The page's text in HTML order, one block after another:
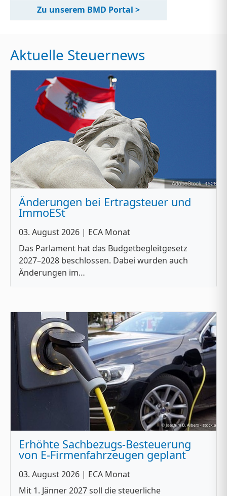
Zu unserem BMD Portal >
Aktuelle Steuernews
Änderungen bei Ertragsteuer und
ImmoESt
03. August 2026 | ECA Monat
Das Parlament hat das Budgetbegleitgesetz
2027–2028 beschlossen. Dabei wurden auch
Änderungen im…
Erhöhte Sachbezugs-Besteuerung
von E-Firmenfahrzeugen geplant
03. August 2026 | ECA Monat
Mit 1. Jänner 2027 soll die steuerliche